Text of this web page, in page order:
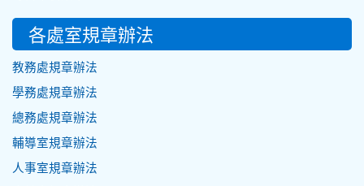
各處室規章辦法
教務處規章辦法
學務處規章辦法
總務處規章辦法
輔導室規章辦法
人事室規章辦法